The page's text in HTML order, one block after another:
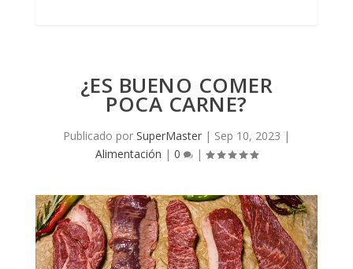
¿ES BUENO COMER
POCA CARNE?
Publicado por SuperMaster| Sep 10, 2023 |
Alimentación | 0 |